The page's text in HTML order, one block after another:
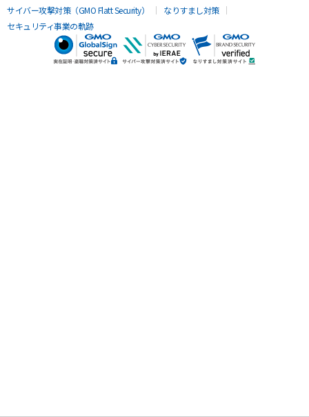
サイバー攻撃対策（GMO Flatt Security）
なりすまし対策
セキュリティ事業の軌跡